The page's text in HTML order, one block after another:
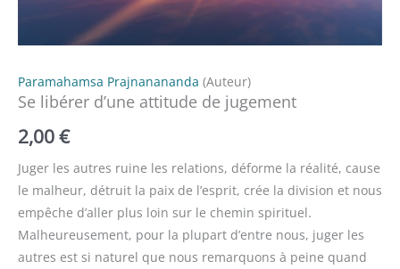
Paramahamsa Prajnanananda (Auteur)
Se libérer d’une attitude de jugement
2,00€
Juger les autres ruine les relations, déforme la réalité, cause
le malheur, détruit la paix de l’esprit, crée la division et nous
empêche d’aller plus loin sur le chemin spirituel.
Malheureusement, pour la plupart d’entre nous, juger les
autres est si naturel que nous remarquons à peine quand